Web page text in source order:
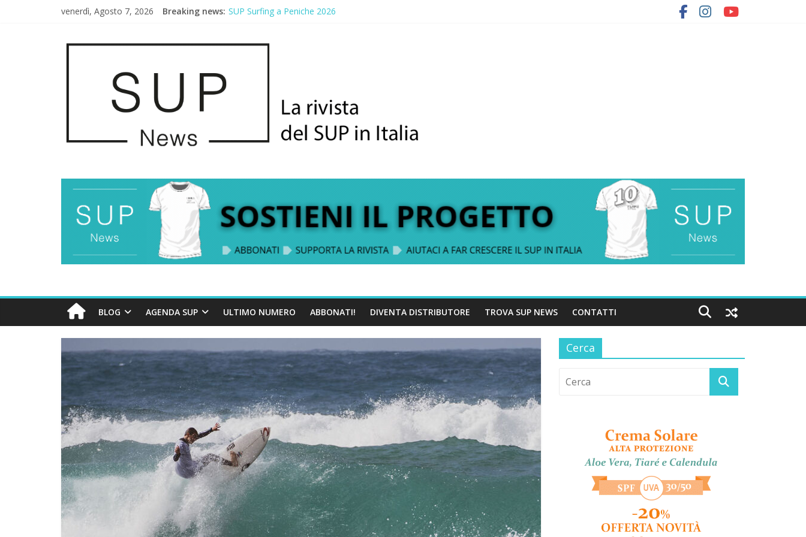
venerdì, Agosto 7, 2026 Breaking news: SUP Surfing a Peniche 2026
BLOG AGENDA SUP ULTIMO NUMERO ABBONATI! DIVENTA DISTRIBUTORE TROVA SUP NEWS CONTATTI
Cerca